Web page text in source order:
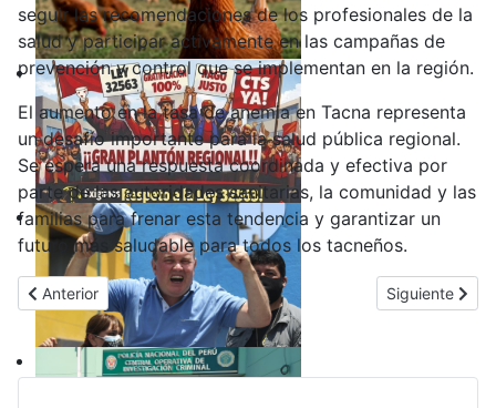
seguir las recomendaciones de los profesionales de la
salud y participar activamente en las campañas de
prevención y control que se implementan en la región.
El aumento en la tasa de anemia en Tacna representa
un desafío importante para la salud pública regional.
Se espera una respuesta coordinada y efectiva por
parte de las autoridades sanitarias, la comunidad y las
familias para frenar esta tendencia y garantizar un
futuro más saludable para todos los tacneños.
Artículo anterior: Penal de Challapalca bajo la lupa: Hallan
Anterior Artículo
Siguiente